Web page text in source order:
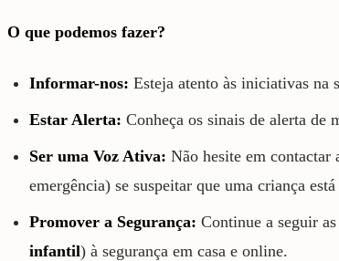
O que podemos fazer?
Informar-nos: Esteja atento às iniciativas na
Estar Alerta: Conheça os sinais de alerta de
Ser uma Voz Ativa: Não hesite em contactar
emergência) se suspeitar que uma criança
Promover a Segurança: Continue a seguir
infantil) à segurança em casa e online.